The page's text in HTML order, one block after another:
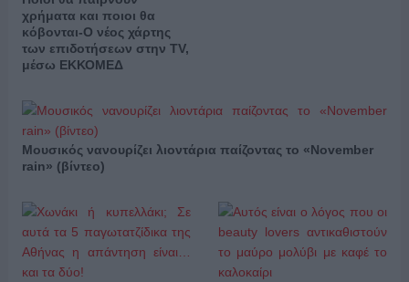
χρήματα και ποιοι θα
κόβονται-Ο νέος χάρτης
των επιδοτήσεων στην TV,
μέσω ΕΚΚΟΜΕΔ
Μουσικός νανουρίζει λιοντάρια παίζοντας το «November
rain» (βίντεο)